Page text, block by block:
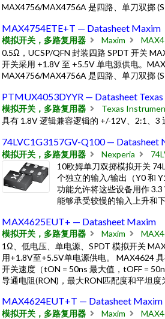
MAX4756/MAX4756A 是四路、单刀双掷
MAX4754ETE+T — Datasheet Maxim
模拟开关，多路复用器 Maxim
0.5Ω，UCSP/QFN 封装四路 SPDT 开关
开关采用 +1.8V 至 +5.5V 单电源供电。
MAX4756/MAX4756A 是四路、单刀双掷
PTMUX4053DYYR — Datasheet
模拟开关，多路复用器
Texas
具有 1.8V 逻辑兼容逻辑的 +/-12V、2:1、3
74LVC1G3157GV-Q100 — Datasheet
模拟开关，多路复用器 Nexperia
10欧姆单刀双掷模拟开关
个独立的输入/输出（Y0 和
功能允许将这些设备用作
能够承受较慢的输入上升和
MAX4625EUT+ — Datasheet Maxim
模拟开关，多路复用器 Maxim
1Ω、低电压、单电源、SPDT 模拟开关
用+1.8V至+5.5V单电源供电。 MAX4624
开关速度（tON = 50ns 最大值，tOFF =
导通电阻(RON)，最大RON匹配度和平坦
MAX4624EUT+T — Datasheet Maxim
模拟开关，多路复用器 Maxim